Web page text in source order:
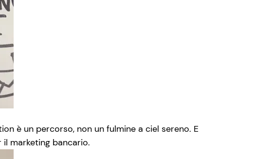
è un percorso, non un fulmine a ciel sereno. E
marketing bancario.